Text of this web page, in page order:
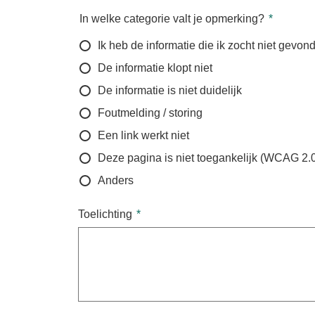
In welke categorie valt je opmerking?
Ik heb de informatie die ik zocht niet
De informatie klopt niet
De informatie is niet duidelijk
Foutmelding / storing
Een link werkt niet
Deze pagina is niet toegankelijk (WCAG
Anders
Toelichting